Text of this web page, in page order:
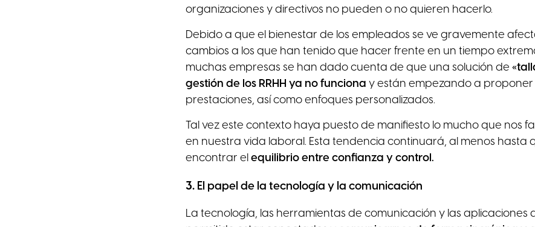
organizaciones y directivos no pueden o no quieren hacerlo.
Debido a que el bienestar de los empleados se ve gravemente
cambios a los que han tenido que hacer frente en un tiempo
muchas empresas se han dado cuenta de que una solución de
gestión de los RRHH ya no funciona y están empezando a proponer
prestaciones, así como enfoques personalizados.
Tal vez este contexto haya puesto de manifiesto lo mucho que nos
en nuestra vida laboral. Esta tendencia continuará, al menos hasta
encontrar el equilibrio entre confianza y control.
3. El papel de la tecnología y la comunicación
La tecnología, las herramientas de comunicación y las aplicaciones